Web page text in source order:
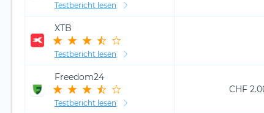
Testbericht lesen
XTB
Testbericht lesen
Freedom24
Testbericht lesen
CHF